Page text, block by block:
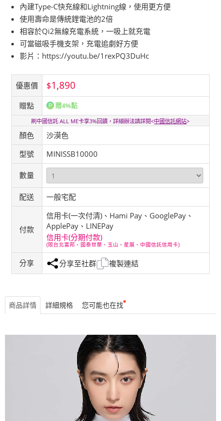
內建Type-C快充線和Lightning線，使用更方便
使用壽命是傳統鋰電池的2倍
相容於Qi2無線充電系統，一吸上就充電
可當磁吸手機支架，充電追劇好方便
影片：https://youtu.be/1rexPQ3DuHc
優惠價 $1,890
贈點 贈4%點
刷中國信託 ALL ME卡享3%回饋，詳細辦法請詳閱<中國信託網站>
顏色
沙漠色
型號
MINISSB10000
數量
配送 一般宅配
付款
信用卡(一次付清)、Hami Pay、GooglePay、
ApplePay、LINEPay
信用卡(分期付款)
(限台北富邦、國泰世華、玉山、星展、中國信託信用卡)
分享 分享至社群 複製連結
商品詳情 詳細規格 您可能也在找